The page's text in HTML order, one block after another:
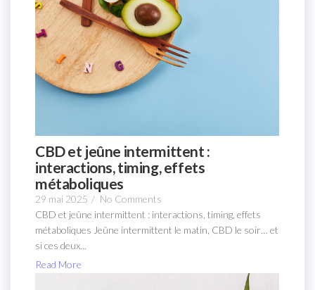
CBD et jeûne intermittent :
interactions, timing, effets
métaboliques
29 mai 2025 / No Comments
CBD et jeûne intermittent : interactions, timing, effets
métaboliques Jeûne intermittent le matin, CBD le soir… et
si ces deux...
Read More